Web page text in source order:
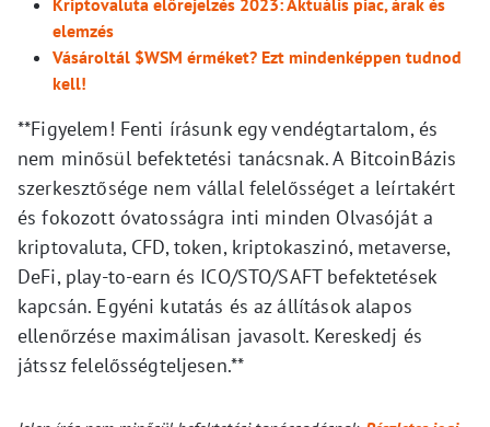
Kriptovaluta előrejelzés 2023: Aktuális piac, árak és
elemzés
Vásároltál $WSM érméket? Ezt mindenképpen tudnod
kell!
**Figyelem! Fenti írásunk egy vendégtartalom, és
nem minősül befektetési tanácsnak. A BitcoinBázis
szerkesztősége nem vállal felelősséget a leírtakért
és fokozott óvatosságra inti minden Olvasóját a
kriptovaluta, CFD, token, kriptokaszinó, metaverse,
DeFi, play-to-earn és ICO/STO/SAFT befektetések
kapcsán. Egyéni kutatás és az állítások alapos
ellenőrzése maximálisan javasolt. Kereskedj és
játssz felelősségteljesen.**